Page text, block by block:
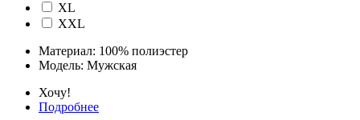
XL
XXL
Материал: 100% полиэстер
Модель: Мужская
Хочу!
Подробнее